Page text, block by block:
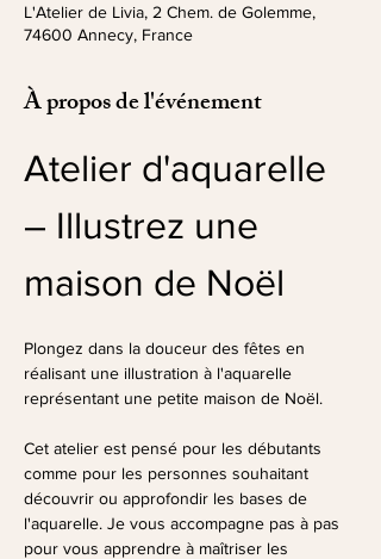
L'Atelier de Livia, 2 Chem. de Golemme,
74600 Annecy, France
À propos de l'événement
Atelier d'aquarelle
– Illustrez une
maison de Noël
Plongez dans la douceur des fêtes en
réalisant une illustration à l'aquarelle
représentant une petite maison de Noël.
Cet atelier est pensé pour les débutants
comme pour les personnes souhaitant
découvrir ou approfondir les bases de
l'aquarelle. Je vous accompagne pas à pas
pour vous apprendre à maîtriser les